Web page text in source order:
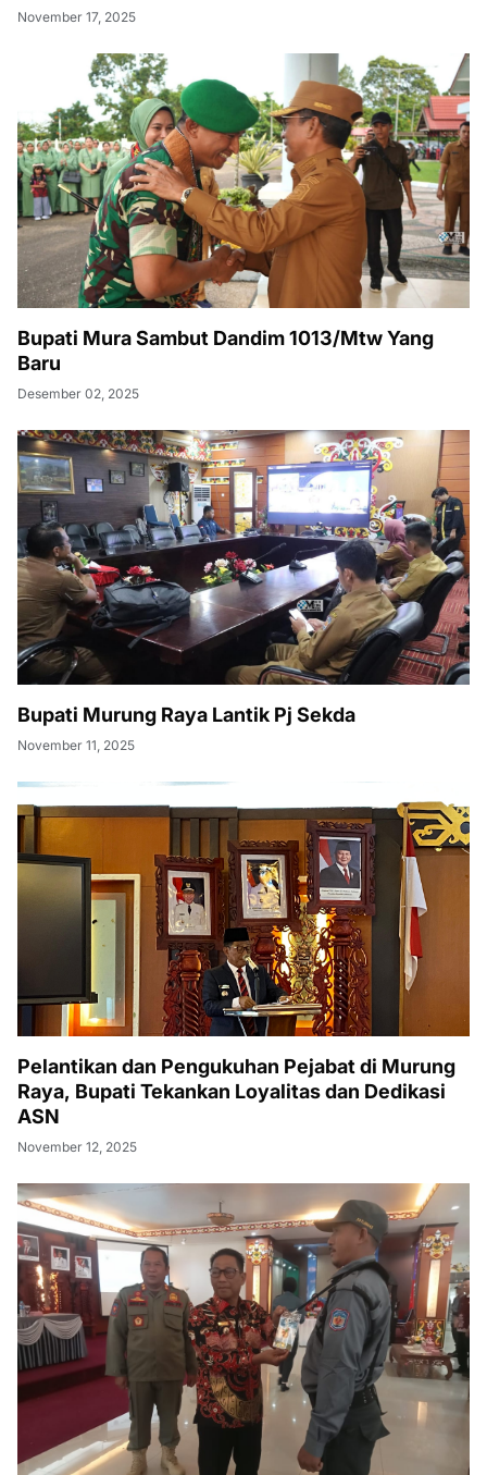
November 17, 2025
Bupati Mura Sambut Dandim 1013/Mtw Yang
Baru
Desember 02, 2025
Bupati Murung Raya Lantik Pj Sekda
November 11, 2025
Pelantikan dan Pengukuhan Pejabat di Murung
Raya, Bupati Tekankan Loyalitas dan Dedikasi
ASN
November 12, 2025